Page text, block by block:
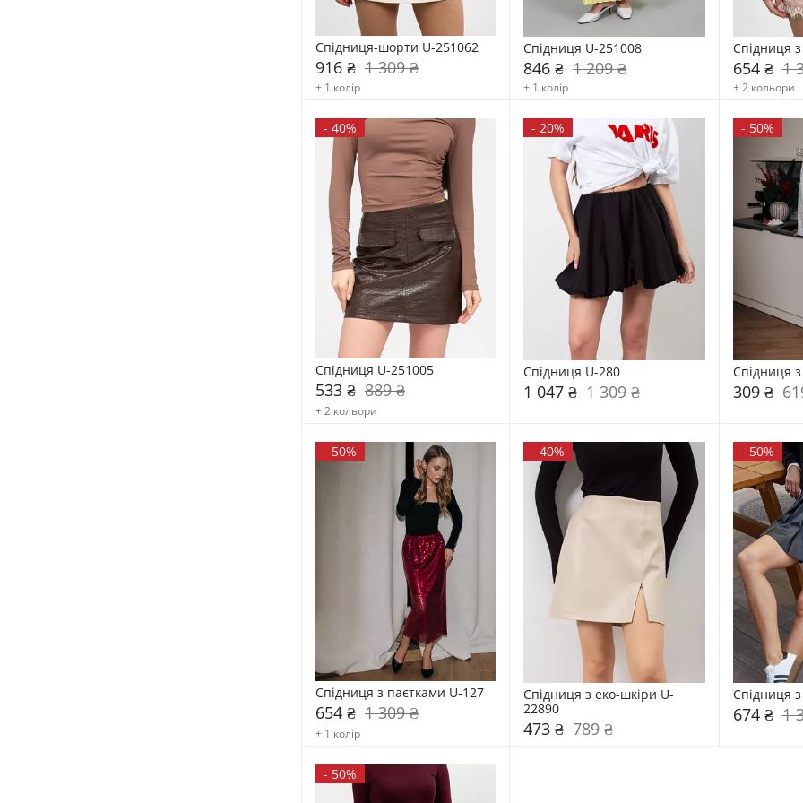
Спідниця-шорти U-251062
916 ₴ 1 309 ₴
+ 1 колір
Спідниця U-251008
846 ₴ 1 209 ₴
+ 1 колір
Спідниця
654 ₴ 1
+ 2 кольори
- 40%
Спідниця U-251005
533 ₴ 889 ₴
+ 2 кольори
-20%
Спідниця U-280
1 047 ₴ 1 309 ₴
- 50%
Спідниця
309 ₴
- 50%
Спідниця з паєтками U-127
654 ₴ 1 309 ₴
+ 1 колір
-40%
Спідниця з еко-шкіри U-
22890
473 ₴ 789 ₴
- 50%
Спідниця
674 ₴ 1
- 50%